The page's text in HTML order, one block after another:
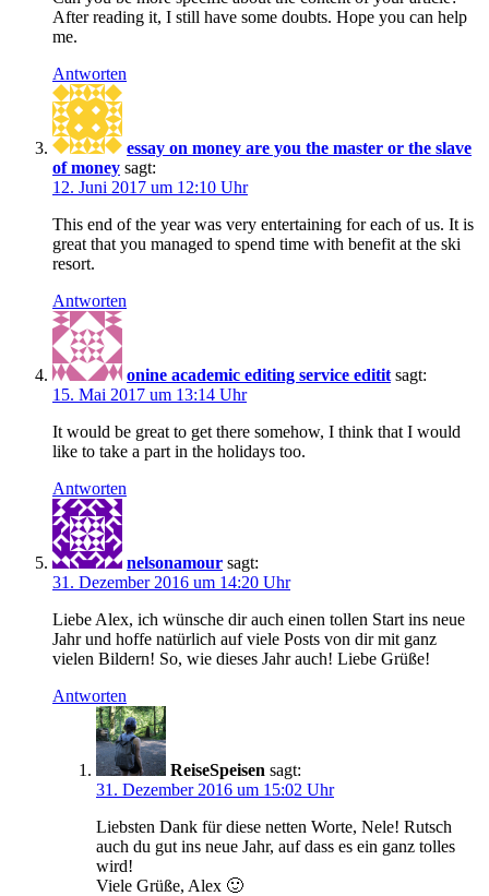
After reading it, I still have some doubts. Hope you can help
me.
Antworten
essay on money are you the master or the slave
of money sagt:
12. Juni 2017 um 12:10 Uhr
This end of the year was very entertaining for each of us. It is
great that you managed to spend time with benefit at the ski
resort.
Antworten
onine academic editing service editit sagt:
15. Mai 2017 um 13:14 Uhr
It would be great to get there somehow, I think that I would
like to take a part in the holidays too.
Antworten
nelsonamour sagt:
31. Dezember 2016 um 14:20 Uhr
Liebe Alex, ich wünsche dir auch einen tollen Start ins neue
Jahr und hoffe natürlich auf viele Posts von dir mit ganz
vielen Bildern! So, wie dieses Jahr auch! Liebe Grüße!
Antworten
ReiseSpeisen sagt:
31. Dezember 2016 um 15:02 Uhr
Liebsten Dank für diese netten Worte, Nele! Rutsch
auch du gut ins neue Jahr, auf dass es ein ganz tolles
wird!
Viele Grüße, Alex 🙂